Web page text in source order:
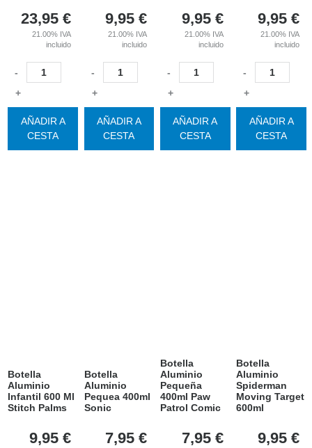
23,95 €
21.00% IVA
incluido
-
+
AÑADIR A
CESTA
9,95 €
21.00% IVA
incluido
-
+
AÑADIR A
CESTA
9,95 €
21.00% IVA
incluido
-
+
AÑADIR A
CESTA
9,95 €
21.00% IVA
incluido
-
+
AÑADIR A
CESTA
Botella
Aluminio
Infantil 600 Ml
Stitch Palms
9,95 €
Botella
Aluminio
Pequea 400ml
Sonic
7,95 €
Botella
Aluminio
Pequeña
400ml Paw
Patrol Comic
7,95 €
Botella
Aluminio
Spiderman
Moving Target
600ml
9,95 €